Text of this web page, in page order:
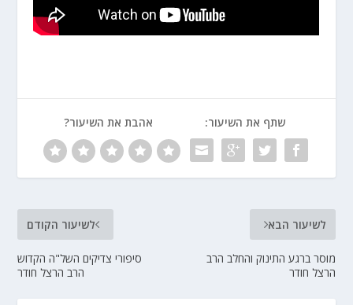
שתף את השיעור: אהבת את השיעור?
לשיעור הקודם
סיפורי צדיקים השל"ה הקדוש
הרב הרצל חודר
לשיעור הבא
מוסר ברגע התינוק והחלב הרב
הרצל חודר